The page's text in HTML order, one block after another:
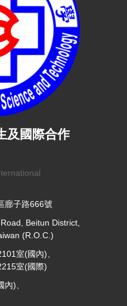
及國際合作
廍子路666號
Beitun District,
(R.O.C.)
室(國內)、
室(國際)
)、